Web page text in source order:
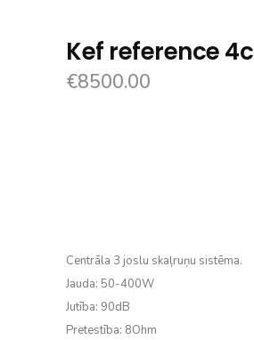
Kef reference 4c
€8500.00
Centrāla 3 joslu skaļruņu sistēma.
Jauda: 50-400W
Jutība: 90dB
Pretestība: 8Ohm